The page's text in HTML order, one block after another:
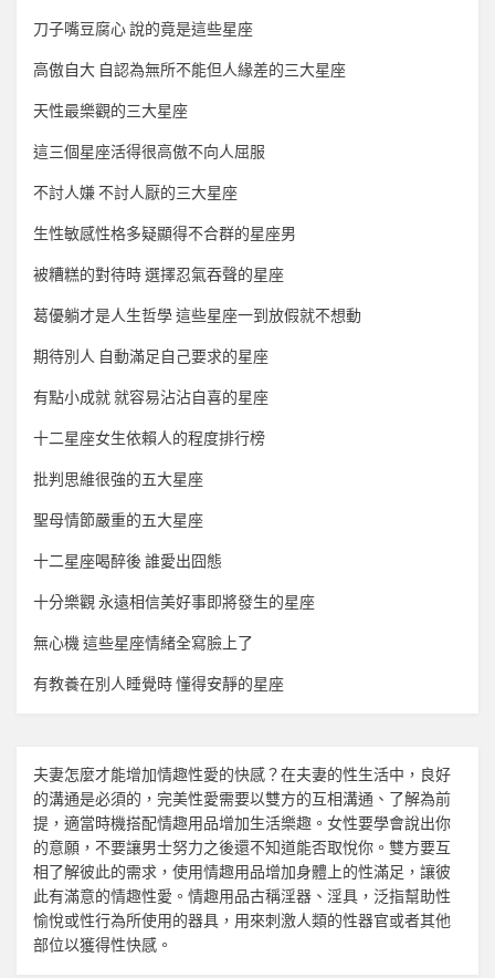
刀子嘴豆腐心 說的竟是這些星座
高傲自大 自認為無所不能但人緣差的三大星座
天性最樂觀的三大星座
這三個星座活得很高傲不向人屈服
不討人嫌 不討人厭的三大星座
生性敏感性格多疑顯得不合群的星座男
被糟糕的對待時 選擇忍氣吞聲的星座
葛優躺才是人生哲學 這些星座一到放假就不想動
期待別人 自動滿足自己要求的星座
有點小成就 就容易沾沾自喜的星座
十二星座女生依賴人的程度排行榜
批判思維很強的五大星座
聖母情節嚴重的五大星座
十二星座喝醉後 誰愛出囧態
十分樂觀 永遠相信美好事即將發生的星座
無心機 這些星座情緒全寫臉上了
有教養在別人睡覺時 懂得安靜的星座
夫妻怎麼才能增加情趣性愛的快感？在夫妻的性生活中，良好
的溝通是必須的，完美性愛需要以雙方的互相溝通、了解為前
提，適當時機搭配情趣用品增加生活樂趣。女性要學會說出你
的意願，不要讓男士努力之後還不知道能否取悅你。雙方要互
相了解彼此的需求，使用情趣用品增加身體上的性滿足，讓彼
此有滿意的情趣性愛。 情趣用品古稱淫器、淫具，泛指幫助性
愉悅或性行為所使用的器具，用來刺激人類的性器官或者其他
部位以獲得性快感。